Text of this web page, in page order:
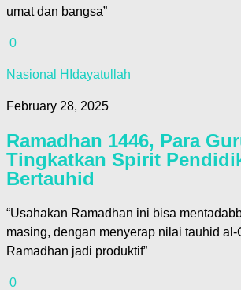
umat dan bangsa”
0
Nasional HIdayatullah
February 28, 2025
Ramadhan 1446, Para
Tingkatkan Spirit
Bertauhid
“Usahakan Ramadhan ini bisa
masing, dengan menyerap nilai tauhid al-
Ramadhan jadi produktif”
0